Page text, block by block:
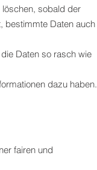
sobald der
bestimmte Daten auch
Daten so rasch wie
dazu haben.
fairen und